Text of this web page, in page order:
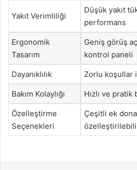
Yakıt Verimliliği
Düşük yakıt
performans
Ergonomik
Tasarım
Geniş görüş
kontrol paneli
Dayanıklılık Zorlu koşullar
Bakım Kolaylığı Hızlı ve pratik
Özelleştirme
Seçenekleri
Çeşitli ek